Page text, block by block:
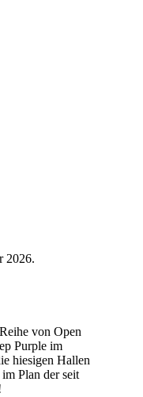
von Open
Purple im
hiesigen Hallen
Plan der seit